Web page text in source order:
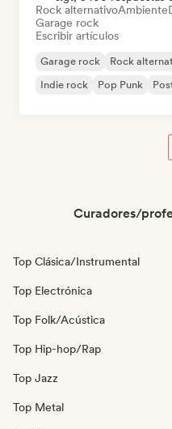
Rock alternativoAmbiente
Garage rock
Escribir artículos
Garage rock Rock
Indie rock
Pop Punk
Curadores/
Top Clásica/Instrumental
Top Electrónica
Top Folk/Acústica
Top Hip-hop/Rap
Top Jazz
Top Metal